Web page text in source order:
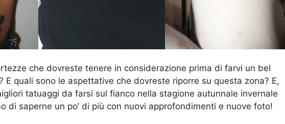
che dovreste tenere in considerazione prima di farvi un bel
E quali sono le aspettative che dovreste riporre su questa zona? E,
tatuaggi da farsi sul fianco nella stagione autunnale invernale
di saperne un po’ di più con nuovi approfondimenti e nuove foto!